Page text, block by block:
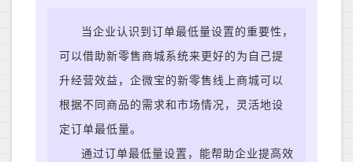
当企业认识到订单最低量设置的重要性，
可以借助新零售商城系统来更好的为自己提
升经营效益，企微宝的新零售线上商城可以
根据不同商品的需求和市场情况，灵活地设
定订单最低量。
通过订单最低量设置，能帮助企业提高效